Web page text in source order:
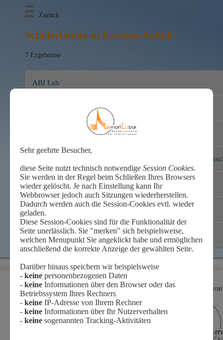
Zurück
Schülerlabore in Sachsen-Anhalt
7 Ergebnisse
ABI Lab
Chemie zum Anfassen
Grünes Labor Gatersleben -[ Mitglied ]
HaENTeL - Hallesches Experimentierlabor für
HaSP – Halles Schülerlabor für Physik
Naturwiss. Schülerlabor Ökostation Neugattersleben
Ottos Zukunftslabor (Guerickianum)
Gefördert vom Ein Projekt von